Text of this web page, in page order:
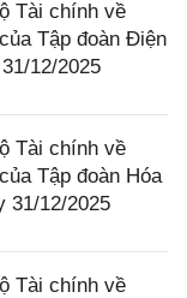
Tài chính về
Tập đoàn Điện
12/2025
Tài chính về
Tập đoàn Hóa
31/12/2025
Tài chính về